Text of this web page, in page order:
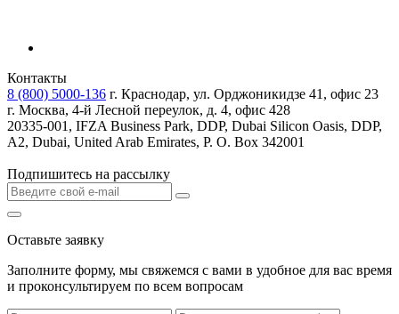
Контакты
8 (800) 5000-136 г. Краснодар, ул. Орджоникидзе 41, офис 23
г. Москва, 4-й Лесной переулок, д. 4, офис 428
20335-001, IFZA Business Park, DDP, Dubai Silicon Oasis, DDP,
A2, Dubai, United Arab Emirates, P. O. Box 342001
Подпишитесь на рассылку
Оставьте заявку
Заполните форму, мы свяжемся с вами в удобное для вас время
и проконсультируем по всем вопросам